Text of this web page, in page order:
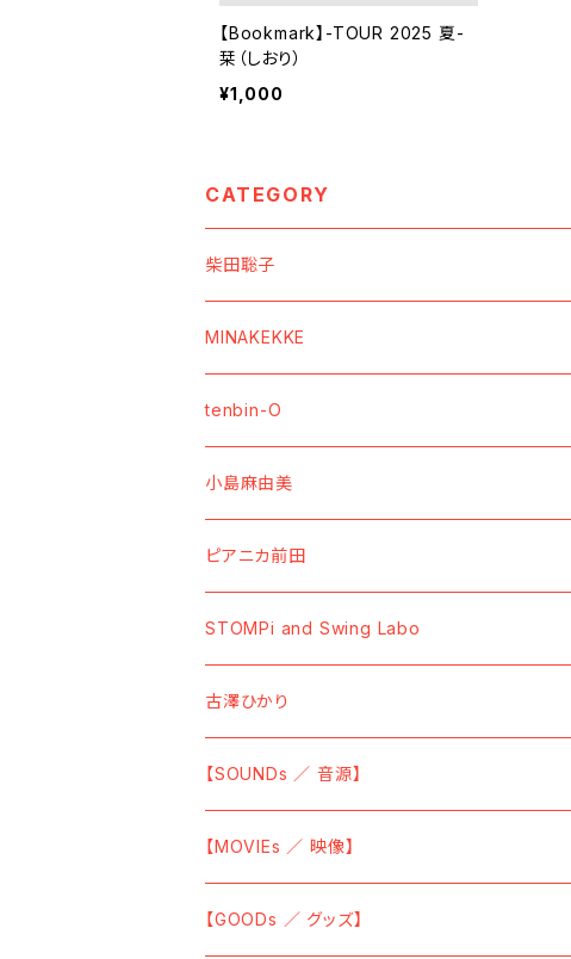
【Bookmark】-TOUR 2025 夏-
栞（しおり）
¥1,000
CATEGORY
柴田聡子
【SOUNDs ／ 音源】
【Vinyl】
【CD】
【MOVIEs ／ 映像】
【DVD】
【Blu-ray】
【GOODs ／ グッズ】
【TーShirt ／ Tシャツ】
【SWEAT ／ トレーナー】
MINAKEKKE
【SOUNDs ／ 音源】
【CDーR】
【7" Vinyl】
【GOODs ／ グッズ】
【TーShirt ／ Tシャツ】
【BAG／バッグ】
tenbin-O
【SOUNDs ／ 音源】
【Cassette Tape】
【GOODs ／ グッズ】
小島麻由美
【SOUNDs ／ 音源】
【Vinyl】
【CD】
【MOVIEs ／ 映像】
【DVD】
【GOODs ／ グッズ】
【TーShirt ／ Tシャツ】
【Sticky ／ 付箋】
ピアニカ前田
【SOUNDs ／ 音源】
【CD】
【Vinyl】
STOMPi and Swing Labo
【SOUNDs ／ 音源】
古澤ひかり
【SOUNDs ／ 音源】
【CD】
【SOUNDs ／ 音源】
【Vinyl】
【CD】
【MOVIEs ／ 映像】
【DVD】
【GOODs ／ グッズ】